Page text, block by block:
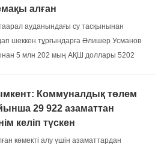
алған
ауданындағы су тасқынынан
шеккен тұрғындарға Әлишер Усманов
5 млн 202 мың АҚШ доллары 5202
Коммуналдық төлем
29 922 азаматтан
келіп түскен
көмекті алу үшін азаматтардан